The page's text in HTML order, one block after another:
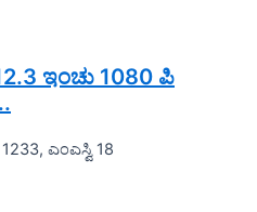
ಇಂಚು 1080 ಪಿ
ಎಂಎಸ್ವಿ 18